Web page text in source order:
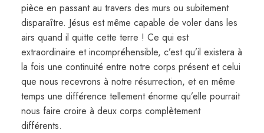
pièce en passant au travers des murs ou subitement
disparaître. Jésus est même capable de voler dans les
airs quand il quitte cette terre ! Ce qui est
extraordinaire et incompréhensible, c’est qu’il existera à
la fois une continuité entre notre corps présent et celui
que nous recevrons à notre résurrection, et en même
temps une différence tellement énorme qu’elle pourrait
nous faire croire à deux corps complètement
différents.